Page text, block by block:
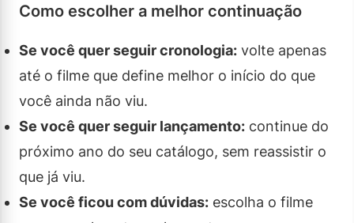
Como escolher a melhor continuação
Se você quer seguir cronologia: volte apenas
até o filme que define melhor o início do que
você ainda não viu.
Se você quer seguir lançamento: continue do
próximo ano do seu catálogo, sem reassistir o
que já viu.
Se você ficou com dúvidas: escolha o filme